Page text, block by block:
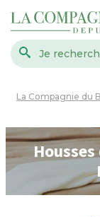
La Compagnie du